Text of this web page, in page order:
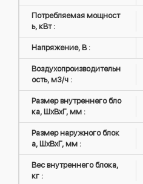
Потребляемая мощност
ь, кВт :
Напряжение, В :
Воздухопроизводительн
ость, м3/ч :
Размер внутреннего бло
ка, ШxВxГ, мм :
Размер наружного блок
а, ШxВxГ, мм :
Вес внутреннего блока,
кг :